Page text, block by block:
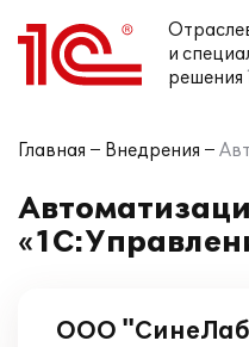
и
решения
Главная Внедрения
ООО